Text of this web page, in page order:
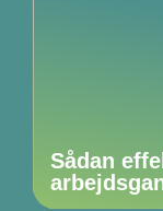
Sådan